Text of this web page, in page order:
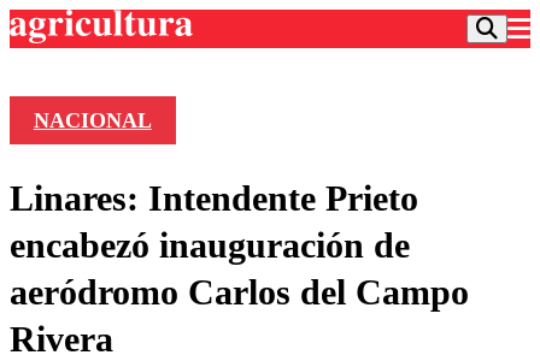
Frecuencias
Agricultura TV
Deportes
Colo Colo
Entretención
NACIONAL
Linares: Intendente Prieto
encabezó inauguración de
aeródromo Carlos del Campo
Rivera